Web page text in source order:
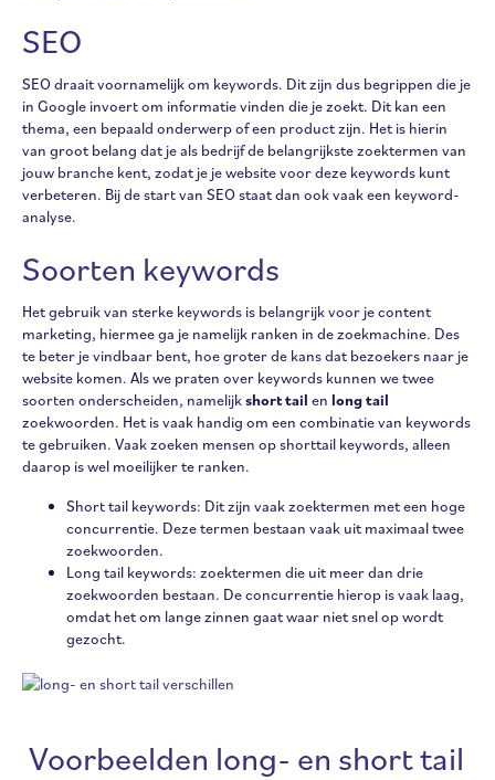
SEO
SEO draait voornamelijk om keywords. Dit zijn dus begrippen die je
in Google invoert om informatie vinden die je zoekt. Dit kan een
thema, een bepaald onderwerp of een product zijn. Het is hierin
van groot belang dat je als bedrijf de belangrijkste zoektermen van
jouw branche kent, zodat je je website voor deze keywords kunt
verbeteren. Bij de start van SEO staat dan ook vaak een keyword-
analyse.
Soorten keywords
Het gebruik van sterke keywords is belangrijk voor je content
marketing, hiermee ga je namelijk ranken in de zoekmachine. Des
te beter je vindbaar bent, hoe groter de kans dat bezoekers naar je
website komen. Als we praten over keywords kunnen we twee
soorten onderscheiden, namelijkshort tail en long tail
zoekwoorden. Het is vaak handig om een combinatie van keywords
te gebruiken. Vaak zoeken mensen op shorttail keywords, alleen
daarop is wel moeilijker te ranken.
Short tail keywords: Dit zijn vaak zoektermen met een hoge
concurrentie. Deze termen bestaan vaak uit maximaal twee
zoekwoorden.
Long tail keywords: zoektermen die uit meer dan drie
zoekwoorden bestaan. De concurrentie hierop is vaak laag,
omdat het om lange zinnen gaat waar niet snel op wordt
gezocht.
Voorbeelden long- en short tail